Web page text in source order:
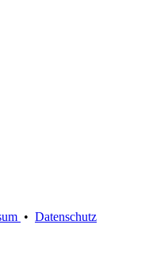
• Datenschutz